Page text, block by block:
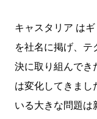
キャスタリア は
を社名に掲げ、テ
決に取り組んでき
は変化してきまし
いる大きな問題は